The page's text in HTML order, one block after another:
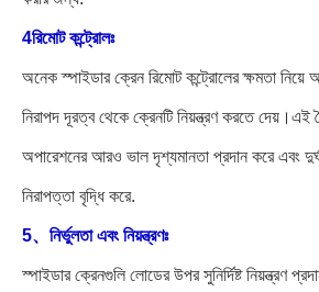
4রিমোট কন্ট্রোলঃ
অনেক স্পাইডার ক্রেন রিমোট কন্ট্রোলের ক্ষমতা নিয়ে
নিরাপদ দূরত্ব থেকে ক্রেনটি নিয়ন্ত্রণ করতে দেয়।এই
অপারেশনের আরও ভাল দৃশ্যমানতা প্রদান করে এবং
নিরাপত্তা বৃদ্ধি করে.
5、নির্ভুলতা এবং নিয়ন্ত্রণঃ
স্পাইডার ক্রেনগুলি লোডের উপর সুনির্দিষ্ট নিয়ন্ত্রণ